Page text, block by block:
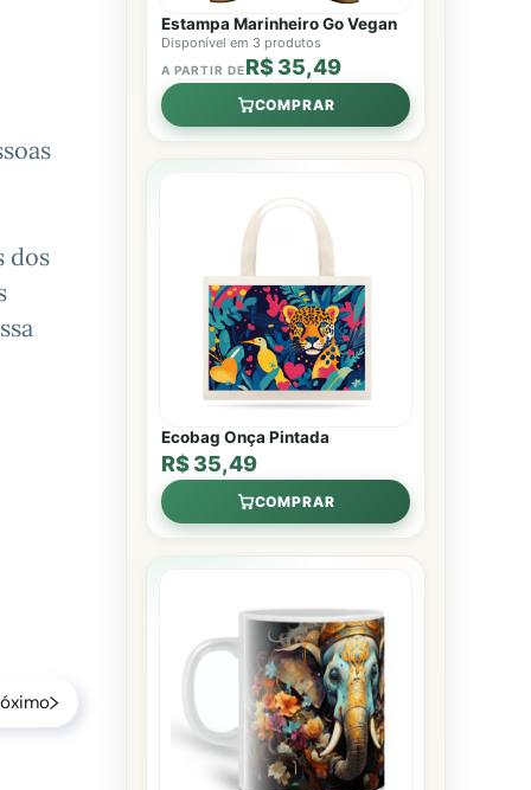
dos
Estampa Marinheiro Go Vegan
Disponível em 3 produtos
A PARTIR DER$ 35,49
COMPRAR
Ecobag Onça Pintada
R$ 35,49
COMPRAR